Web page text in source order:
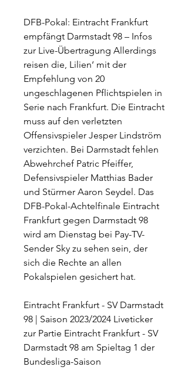
DFB-Pokal: Eintracht Frankfurt
empfängt Darmstadt 98 – Infos
zur Live-Übertragung Allerdings
reisen die, Lilien‘ mit der
Empfehlung von 20
ungeschlagenen Pflichtspielen in
Serie nach Frankfurt. Die Eintracht
muss auf den verletzten
Offensivspieler Jesper Lindström
verzichten. Bei Darmstadt fehlen
Abwehrchef Patric Pfeiffer,
Defensivspieler Matthias Bader
und Stürmer Aaron Seydel. Das
DFB-Pokal-Achtelfinale Eintracht
Frankfurt gegen Darmstadt 98
wird am Dienstag bei Pay-TV-
Sender Sky zu sehen sein, der
sich die Rechte an allen
Pokalspielen gesichert hat.
Eintracht Frankfurt - SV Darmstadt
98 | Saison 2023/2024 Liveticker
zur Partie Eintracht Frankfurt - SV
Darmstadt 98 am Spieltag 1 der
Bundesliga-Saison